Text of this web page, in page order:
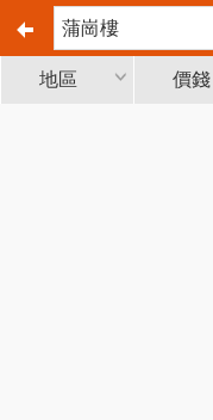
地區 價錢